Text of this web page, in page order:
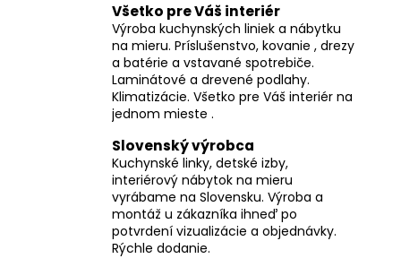
Všetko pre Váš interiér
Výroba kuchynských liniek a nábytku
na mieru. Príslušenstvo, kovanie , drezy
a batérie a vstavané spotrebiče.
Laminátové a drevené podlahy.
Klimatizácie. Všetko pre Váš interiér na
jednom mieste .
Slovenský výrobca
Kuchynské linky, detské izby,
interiérový nábytok na mieru
vyrábame na Slovensku. Výroba a
montáž u zákazníka ihneď po
potvrdení vizualizácie a objednávky.
Rýchle dodanie.